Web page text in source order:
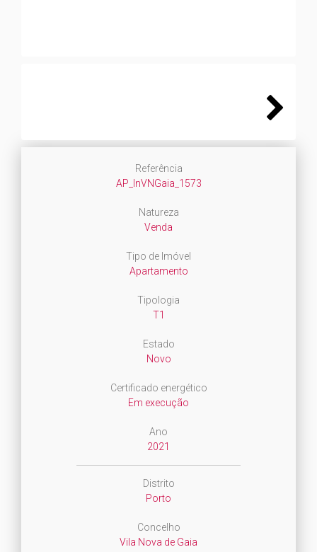
Referência
AP_InVNGaia_1573
Natureza
Venda
Tipo de Imóvel
Apartamento
Tipologia
T1
Estado
Novo
Certificado energético
Em execução
Ano
2021
Distrito
Porto
Concelho
Vila Nova de Gaia